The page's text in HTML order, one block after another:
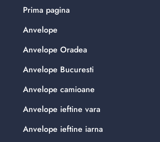
Prima pagina
Anvelope
Anvelope Oradea
Anvelope Bucuresti
Anvelope camioane
Anvelope ieftine vara
Anvelope ieftine iarna